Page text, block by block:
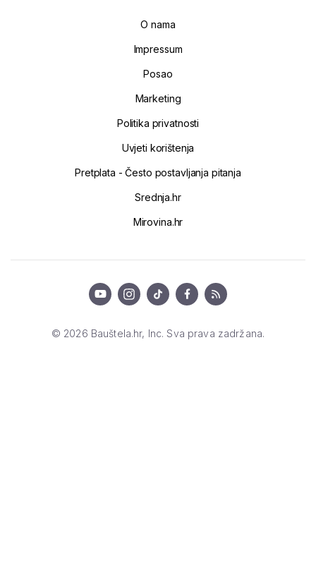
O nama
Impressum
Posao
Marketing
Politika privatnosti
Uvjeti korištenja
Pretplata - Često postavljanja pitanja
Srednja.hr
Mirovina.hr
© 2026 Bauštela.hr, Inc. Sva prava zadržana.